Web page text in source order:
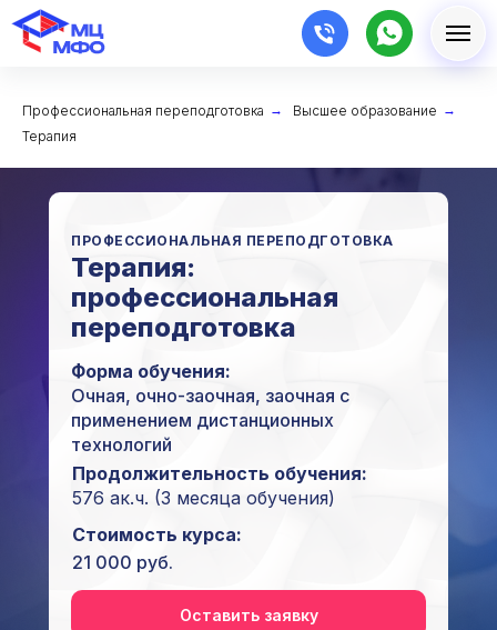
Профессиональная переподготовка → Высшее образование →
Терапия
Терапия:
профессиональная
переподготовка
ПРОФЕССИОНАЛЬНАЯ ПЕРЕПОДГОТОВКА
Оставить заявку
Форма обучения:
Очная, очно-заочная, заочная с
применением дистанционных
технологий
Стоимость курса:
21 000 руб.
Продолжительность обучения:
576 ак.ч. (3 месяца обучения)